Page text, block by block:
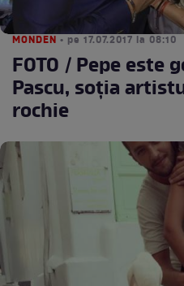
MONDEN • pe 17.07.2017 la 08:10
FOTO / Pepe este
Pascu, soția
rochie